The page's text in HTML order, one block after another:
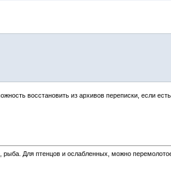
восстановить из архивов переписки, если
рыба. Для птенцов и ослабленных, можно